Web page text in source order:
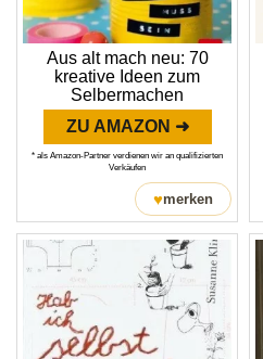
Aus alt mach neu: 70
kreative Ideen zum
Selbermachen
ZU AMAZON ➜
* als Amazon-Partner verdienen wir an qualifizierten
Verkäufen
♥merken